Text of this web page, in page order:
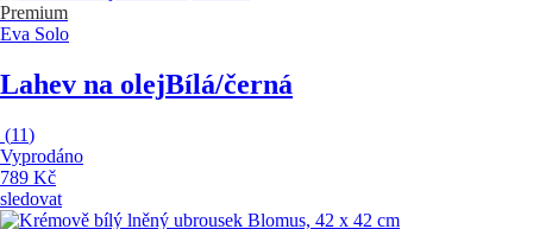
Premium
Eva Solo
Lahev na olejBílá/černá
(11)
Vyprodáno
789 Kč
sledovat